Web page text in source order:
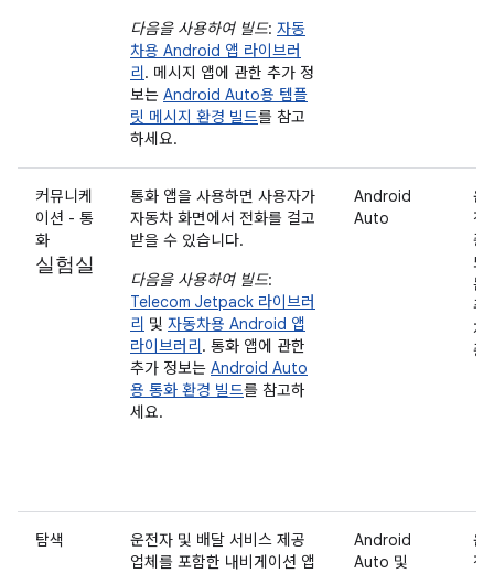
다음을 사용하여 빌드: 자동
차용 Android 앱 라이브러
리. 메시지 앱에 관한 추가 정
보는 Android Auto용 템플
릿 메시지 환경 빌드를 참고
하세요.
커뮤니케
이션 - 통
화
실험실
통화 앱을 사용하면 사용자가
자동차 화면에서 전화를 걸고
받을 수 있습니다.
다음을 사용하여 빌드:
Telecom Jetpack 라이브러
리 및 자동차용 Android 앱
라이브러리. 통화 앱에 관한
추가 정보는 Android Auto
용 통화 환경 빌드를 참고하
세요.
Android
Auto
운
전
중
또
는
주
차
중
탐색
운전자 및 배달 서비스 제공
업체를 포함한 내비게이션 앱
Android
Auto 및
운
전